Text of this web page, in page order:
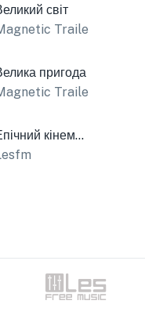
світ
Trailer
пригода
Trailer
Епічний кінематограф